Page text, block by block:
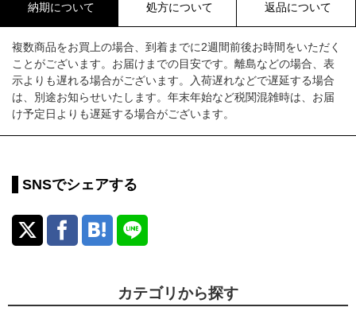
納期について 処方について 返品について
複数商品をお買上の場合、到着までに2週間前後お時間をいただく
ことがございます。お届けまでの目安です。離島などの場合、表
示よりも遅れる場合がございます。入荷遅れなどで遅延する場合
は、別途お知らせいたします。年末年始など税関混雑時は、お届
け予定日よりも遅延する場合がございます。
SNSでシェアする
カテゴリから探す